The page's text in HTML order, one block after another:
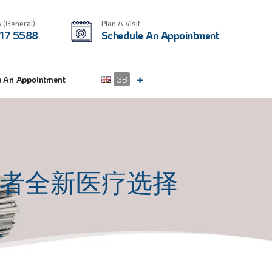
(General)
5588
Plan A Visit
Schedule An Appointment
An Appointment GB
全新医疗选择